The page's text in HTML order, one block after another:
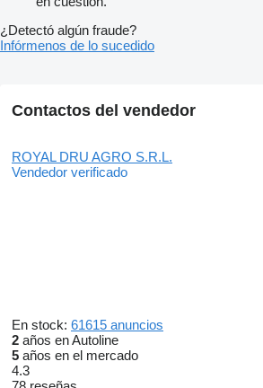
¿Detectó algún fraude?
Infórmenos de lo sucedido
Contactos del vendedor
ROYAL DRU AGRO S.R.L.
Vendedor verificado
En stock: 61615 anuncios
2 años en Autoline
5 años en el mercado
4.3